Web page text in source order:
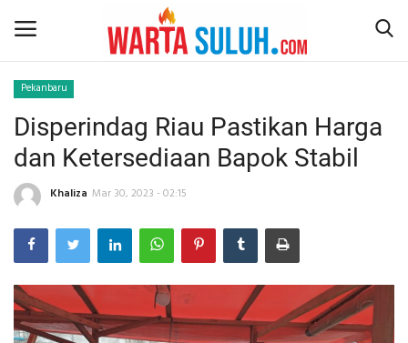
Home
NEWS
POLITIK
EKSBIS
Pekanbaru
Disperindag Riau Pastikan Harga
dan Ketersediaan Bapok Stabil
Khaliza Mar 30, 2023 - 02:15